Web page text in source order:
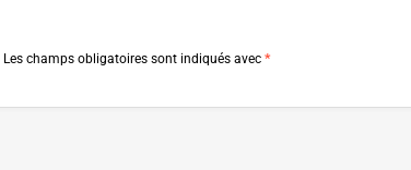
Les champs obligatoires sont indiqués avec *